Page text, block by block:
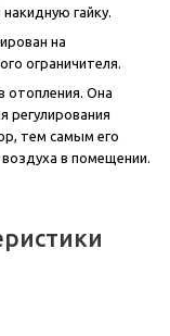
гайку.
на
ограничителя.
отопления. Она
регулирования
тем самым его
в помещении.